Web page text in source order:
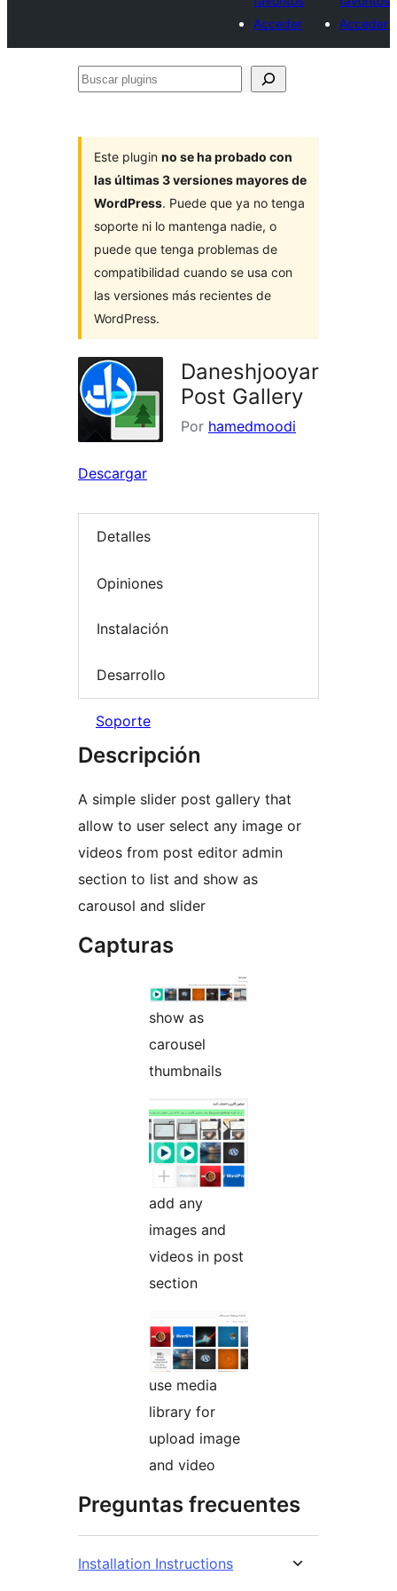
Acceder
Acceder
Buscar
Este plugin no se ha probado con
las últimas 3 versiones mayores de
WordPress. Puede que ya no tenga
soporte ni lo mantenga nadie, o
puede que tenga problemas de
compatibilidad cuando se usa con
las versiones más recientes de
WordPress.
Daneshjooyar
Post Gallery
Por hamedmoodi
Descargar
Detalles
Opiniones
Instalación
Desarrollo
Soporte
Descripción
A simple slider post gallery that
allow to user select any image or
videos from post editor admin
section to list and show as
carousol and slider
Capturas
show as
carousel
thumbnails
add any
images and
videos in post
section
use media
library for
upload image
and video
Preguntas frecuentes
Installation Instructions